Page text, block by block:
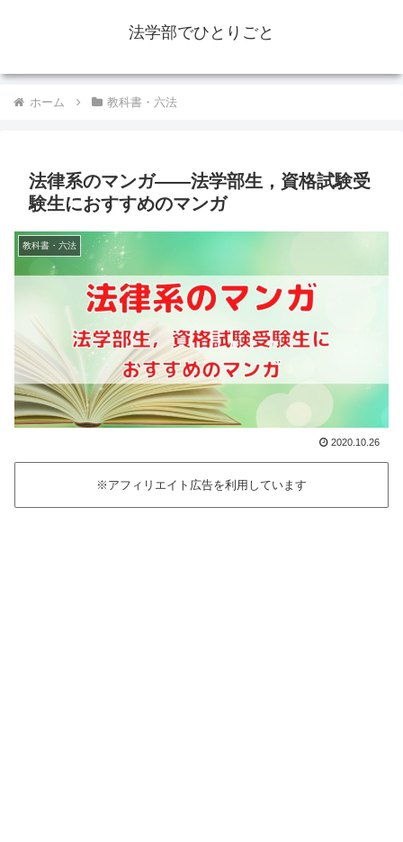
法学部でひとりごと
ホーム 教科書・六法
法律系のマンガ――法学部生，資格試験受
験生におすすめのマンガ
教科書・六法
2020.10.26
※アフィリエイト広告を利用しています